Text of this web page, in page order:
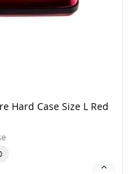
Hard Case Size L Red